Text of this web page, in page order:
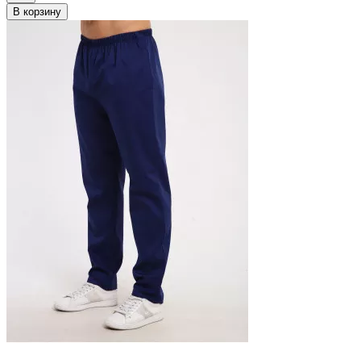
В корзину